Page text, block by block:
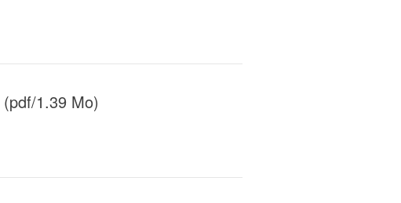
(pdf/1.39 Mo)